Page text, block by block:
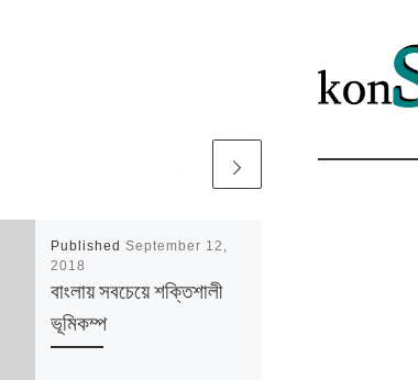
Published September 12,
2018
বাংলায় সবচেয়ে শক্তিশালী
ভূমিকম্প